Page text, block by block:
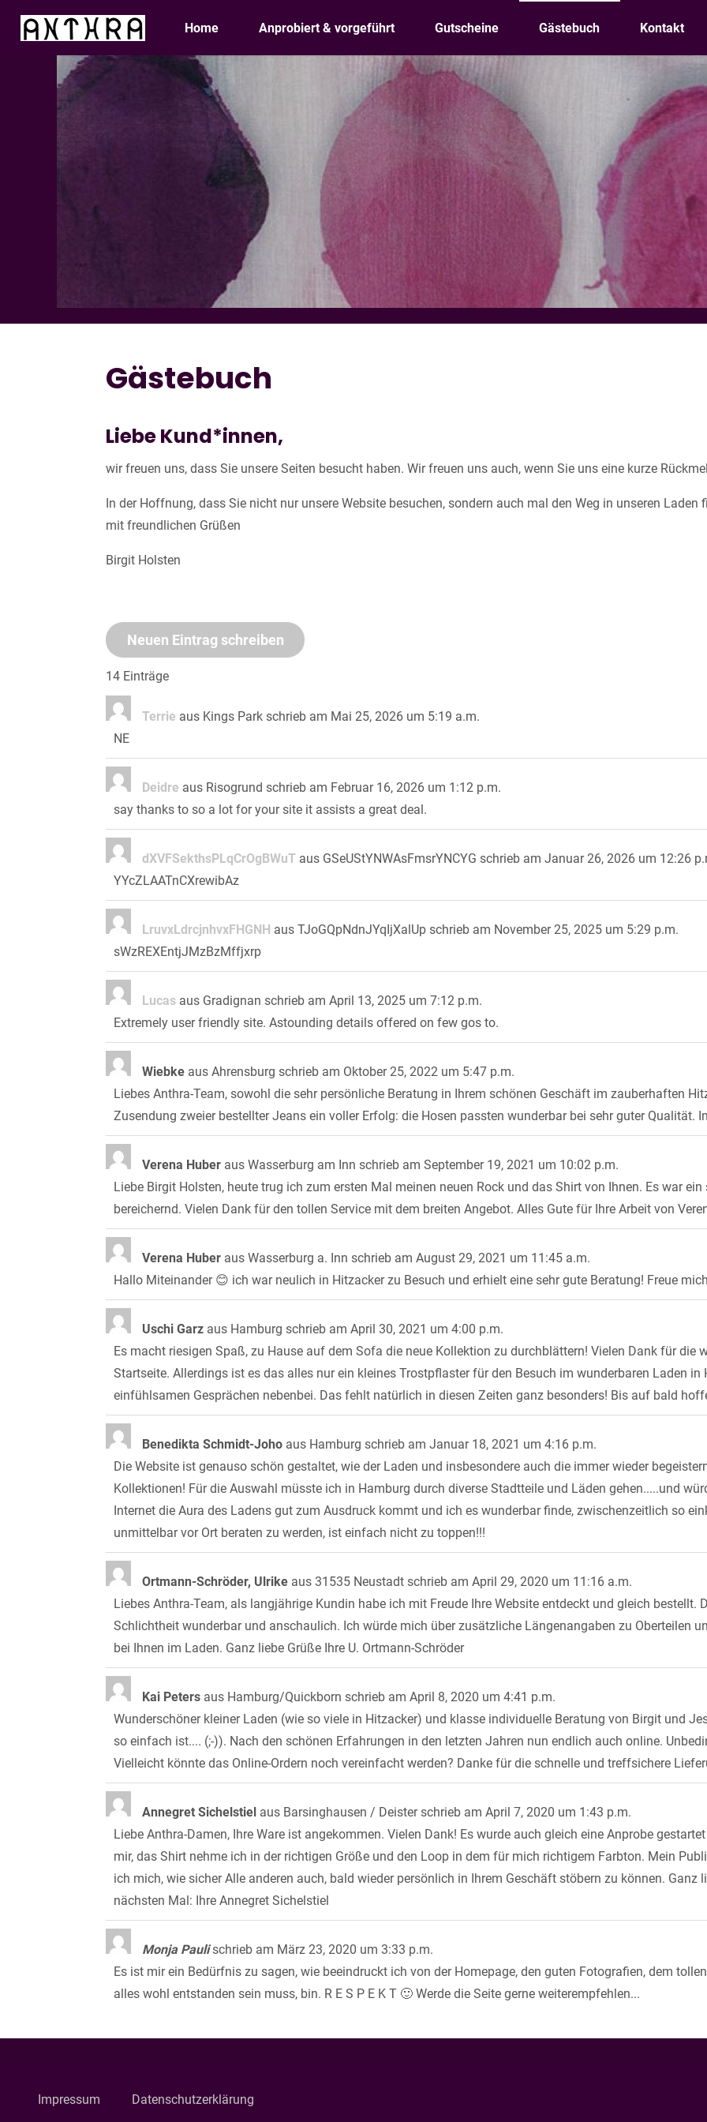
Home Anprobiert & vorgeführt Gutscheine Gästebuch Kontakt
Gästebuch
Liebe Kund*innen,
wir freuen uns, dass Sie unsere Seiten besucht haben. Wir freuen uns auch, wenn Sie uns eine kurze
In der Hoffnung, dass Sie nicht nur unsere Website besuchen, sondern auch mal den Weg in unseren Laden
mit freundlichen Grüßen
Birgit Holsten
14 Einträge
Terrie aus Kings Park schrieb am Mai 25, 2026 um 5:19 a.m.
NE
Deidre aus Risogrund schrieb am Februar 16, 2026 um 1:12 p.m.
say thanks to so a lot for your site it assists a great deal.
dXVFSekthsPLqCrOgBWuT aus GSeUStYNWAsFmsrYNCYG schrieb am Januar 26, 2026 um 12:26
YYcZLAATnCXrewibAz
LruvxLdrcjnhvxFHGNH aus TJoGQpNdnJYqIjXalUp schrieb am November 25, 2025 um 5:29 p.m.
sWzREXEntjJMzBzMffjxrp
Lucas aus Gradignan schrieb am April 13, 2025 um 7:12 p.m.
Extremely user friendly site. Astounding details offered on few gos to.
Wiebke aus Ahrensburg schrieb am Oktober 25, 2022 um 5:47 p.m.
Liebes Anthra-Team, sowohl die sehr persönliche Beratung in Ihrem schönen Geschäft im zauberhaften
Zusendung zweier bestellter Jeans ein voller Erfolg: die Hosen passten wunderbar bei sehr guter Qualität.
Verena Huber aus Wasserburg am Inn schrieb am September 19, 2021 um 10:02 p.m.
Liebe Birgit Holsten, heute trug ich zum ersten Mal meinen neuen Rock und das Shirt von Ihnen. Es war
bereichernd. Vielen Dank für den tollen Service mit dem breiten Angebot. Alles Gute für Ihre Arbeit von
Verena Huber aus Wasserburg a. Inn schrieb am August 29, 2021 um 11:45 a.m.
Hallo Miteinander 😊 ich war neulich in Hitzacker zu Besuch und erhielt eine sehr gute Beratung! Freue
Uschi Garz aus Hamburg schrieb am April 30, 2021 um 4:00 p.m.
Es macht riesigen Spaß, zu Hause auf dem Sofa die neue Kollektion zu durchblättern! Vielen Dank für die
Startseite. Allerdings ist es das alles nur ein kleines Trostpflaster für den Besuch im wunderbaren Laden
einfühlsamen Gesprächen nebenbei. Das fehlt natürlich in diesen Zeiten ganz besonders! Bis auf bald
Benedikta Schmidt-Joho aus Hamburg schrieb am Januar 18, 2021 um 4:16 p.m.
Die Website ist genauso schön gestaltet, wie der Laden und insbesondere auch die immer wieder
Kollektionen! Für die Auswahl müsste ich in Hamburg durch diverse Stadtteile und Läden gehen.....und
Internet die Aura des Ladens gut zum Ausdruck kommt und ich es wunderbar finde, zwischenzeitlich so
unmittelbar vor Ort beraten zu werden, ist einfach nicht zu toppen!!!
Ortmann-Schröder, Ulrike aus 31535 Neustadt schrieb am April 29, 2020 um 11:16 a.m.
Liebes Anthra-Team, als langjährige Kundin habe ich mit Freude Ihre Website entdeckt und gleich bestellt.
Schlichtheit wunderbar und anschaulich. Ich würde mich über zusätzliche Längenangaben zu Oberteilen
bei Ihnen im Laden. Ganz liebe Grüße Ihre U. Ortmann-Schröder
Kai Peters aus Hamburg/Quickborn schrieb am April 8, 2020 um 4:41 p.m.
Wunderschöner kleiner Laden (wie so viele in Hitzacker) und klasse individuelle Beratung von Birgit und
so einfach ist.... (;-)). Nach den schönen Erfahrungen in den letzten Jahren nun endlich auch online.
Vielleicht könnte das Online-Ordern noch vereinfacht werden? Danke für die schnelle und treffsichere
Annegret Sichelstiel aus Barsinghausen / Deister schrieb am April 7, 2020 um 1:43 p.m.
Liebe Anthra-Damen, Ihre Ware ist angekommen. Vielen Dank! Es wurde auch gleich eine Anprobe
mir, das Shirt nehme ich in der richtigen Größe und den Loop in dem für mich richtigem Farbton. Mein
ich mich, wie sicher Alle anderen auch, bald wieder persönlich in Ihrem Geschäft stöbern zu können. Ganz
nächsten Mal: Ihre Annegret Sichelstiel
Monja Pauli schrieb am März 23, 2020 um 3:33 p.m.
Es ist mir ein Bedürfnis zu sagen, wie beeindruckt ich von der Homepage, den guten Fotografien, dem
alles wohl entstanden sein muss, bin. R E S P E K T 🙂 Werde die Seite gerne weiterempfehlen...
Impressum Datenschutzerklärung